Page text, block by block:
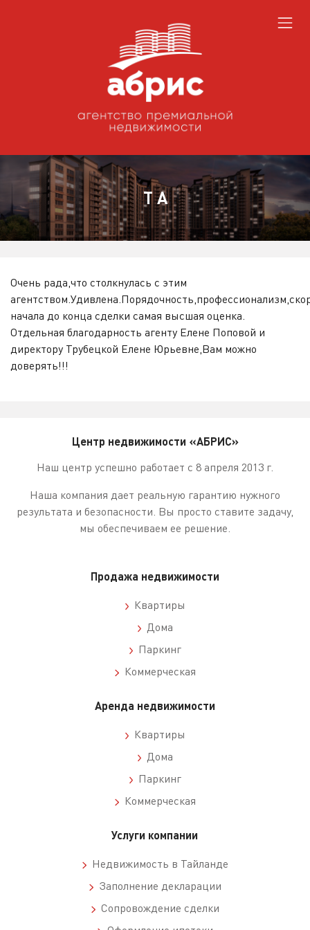
​T A
Очень рада,что столкнулась с этим
начала до конца сделки самая высшая оценка.
Отдельная благодарность агенту Елене Поповой и
директору Трубецкой Елене Юрьевне,Вам можно
доверять!!!
Центр недвижимости «АБРИС»
Наш центр успешно работает с 8 апреля 2013 г.
Наша компания дает реальную гарантию нужного
результата и безопасности. Вы просто ставите задачу,
мы обеспечиваем ее решение.
Продажа недвижимости
Квартиры
Дома
Паркинг
Коммерческая
Аренда недвижимости
Квартиры
Дома
Паркинг
Коммерческая
Услуги компании
Недвижимость в Тайланде
Заполнение декларации
Сопровождение сделки